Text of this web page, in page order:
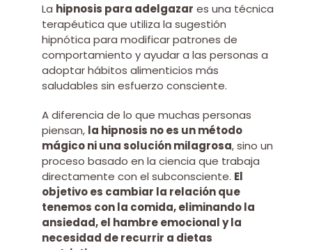
La hipnosis para adelgazar es una técnica
terapéutica que utiliza la sugestión
hipnótica para modificar patrones de
comportamiento y ayudar a las personas a
adoptar hábitos alimenticios más
saludables sin esfuerzo consciente.
A diferencia de lo que muchas personas
piensan, la hipnosis no es un método
mágico ni una solución milagrosa, sino un
proceso basado en la ciencia que trabaja
directamente con el subconsciente. El
objetivo es cambiar la relación que
tenemos con la comida, eliminando la
ansiedad, el hambre emocional y la
necesidad de recurrir a dietas